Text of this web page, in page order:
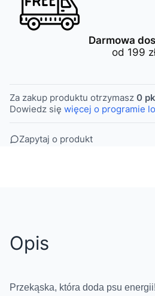
Darmowa
od 199
Za zakup produktu otrzymasz 0
Dowiedz się więcej o programie
Zapytaj o produkt
Opis
Przekąska, która doda psu